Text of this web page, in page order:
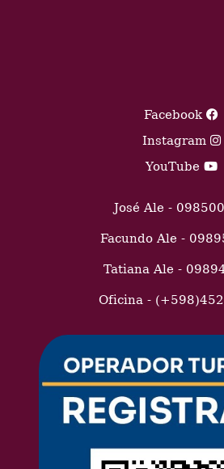
Facebook
Instagram
YouTube
José Ale -
Facundo Ale -
Tatiana Ale -
Oficina -